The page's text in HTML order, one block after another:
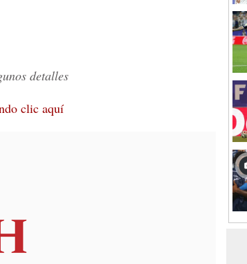
detalles
clic aquí